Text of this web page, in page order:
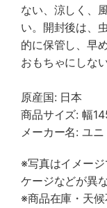
ない、涼しく、
い。開封後は、
的に保管し、早
おもちゃにしな
原産国: 日本
商品サイズ: 幅
メーカー名: ユ
※写真はイメー
ケージなどが異
※商品在庫・天